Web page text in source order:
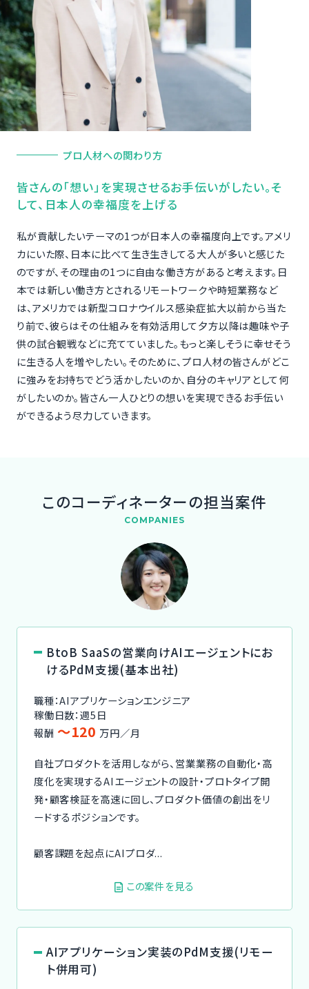
プロ人材への関わり方
皆さんの「想い」を実現させるお手伝いがしたい。そ
して、日本人の幸福度を上げる
私が貢献したいテーマの1つが日本人の幸福度向上です。アメリ
カにいた際、日本に比べて生き生きしてる大人が多いと感じた
のですが、その理由の1つに自由な働き方があると考えます。日
本では新しい働き方とされるリモートワークや時短業務など
は、アメリカでは新型コロナウイルス感染症拡大以前から当た
り前で、彼らはその仕組みを有効活用して夕方以降は趣味や子
供の試合観戦などに充てていました。もっと楽しそうに幸せそう
に生きる人を増やしたい。そのために、プロ人材の皆さんがどこ
に強みをお持ちでどう活かしたいのか、自分のキャリアとして何
がしたいのか。皆さん一人ひとりの想いを実現できるお手伝い
ができるよう尽力していきます。
このコーディネーターの担当案件
COMPANIES
BtoB SaaSの営業向けAIエージェントにお
けるPdM支援(基本出社)
職種：AIアプリケーションエンジニア
稼働日数：週5日
報酬 〜120 万円／月
自社プロダクトを活用しながら、営業業務の自動化・高
度化を実現するAIエージェントの設計・プロトタイプ開
発・顧客検証を高速に回し、プロダクト価値の創出をリ
ードするポジションです。
顧客課題を起点にAIプロダ...
この案件を見る
AIアプリケーション実装のPdM支援(リモー
ト併用可)